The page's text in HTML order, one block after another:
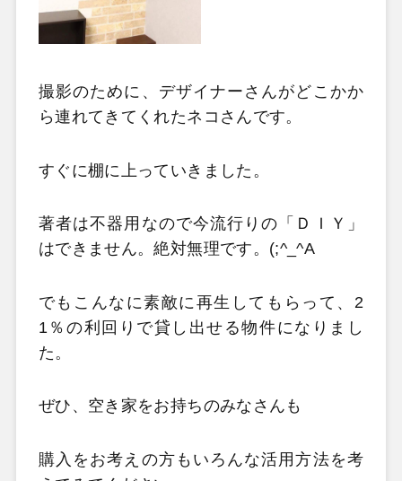
撮影のために、デザイナーさんがどこかか
ら連れてきてくれたネコさんです。
すぐに棚に上っていきました。
著者は不器用なので今流行りの「ＤＩＹ」
はできません。絶対無理です。(;^_^A
でもこんなに素敵に再生してもらって、2
1％の利回りで貸し出せる物件になりまし
た。
ぜひ、空き家をお持ちのみなさんも
購入をお考えの方もいろんな活用方法を考